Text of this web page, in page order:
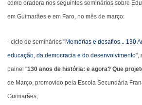
como oradora nos seguintes seminários sobre
em Guimarães e em Faro, no mês de março:
- ciclo de seminários "Memórias e desafios... 130
educação, da democracia e do desenvolvimento",
painel "130 anos de história: e agora? Que
de Março, promovido pela Escola Secundária
Guimarães;